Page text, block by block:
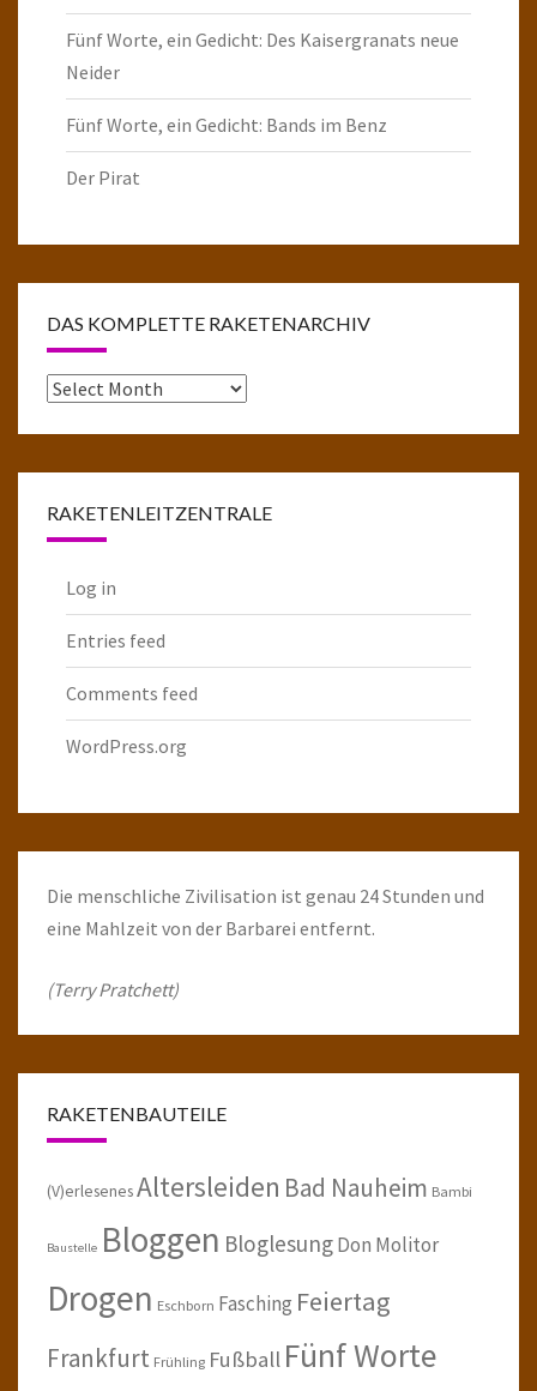
Fünf Worte, ein Gedicht: Des Kaisergranats neue
Neider
Fünf Worte, ein Gedicht: Bands im Benz
Der Pirat
DAS KOMPLETTE RAKETENARCHIV
Das
RAKETENLEITZENTRALE
Log in
Entries feed
Comments feed
WordPress.org
Die menschliche Zivilisation ist genau 24 Stunden und
eine Mahlzeit von der Barbarei entfernt.
(Terry Pratchett)
RAKETENBAUTEILE
(V)erlesenesAltersleiden Bad Nauheim Bambi
Baustelle Bloggen BloglesungDon Molitor
Drogen Eschborn Fasching Feiertag
Frankfurt Frühling Fußball Fünf Worte